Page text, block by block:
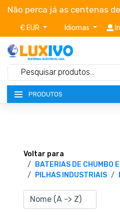
Não perca já as centenas
€ EUR Idiomas
PRODUTOS
TERMOS E CONDIÇÕES
CATÁLOGOS
CAMPANHAS
Voltar para
BATERIAS DE CHUMBO
PILHAS INDUSTRIAIS